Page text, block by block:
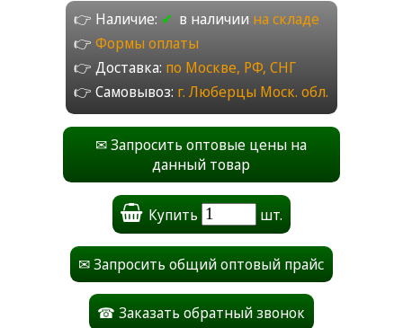
👉 Наличие: ✔ в наличии на складе
👉Формы оплаты
👉 Доставка: по Москве, РФ, СНГ
👉 Самовывоз: г. Люберцы Моск. обл.
✉ Запросить оптовые цены на
данный товар
Купить шт.
✉ Запросить общий оптовый прайс
☎ Заказать обратный звонок